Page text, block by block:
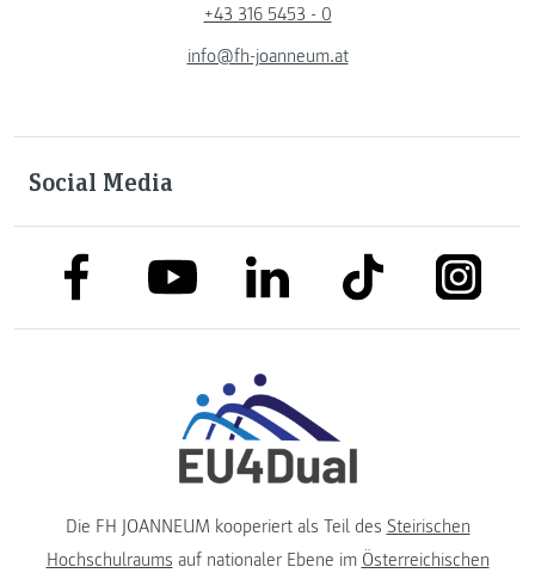
+43 316 5453 - 0
info@fh-joanneum.at
Social Media
link to facebooklink to youtubelink to linkedinlink to tiktok
Die FH JOANNEUM kooperiert als Teil des Steirischen
Hochschulraums auf nationaler Ebene im Österreichischen